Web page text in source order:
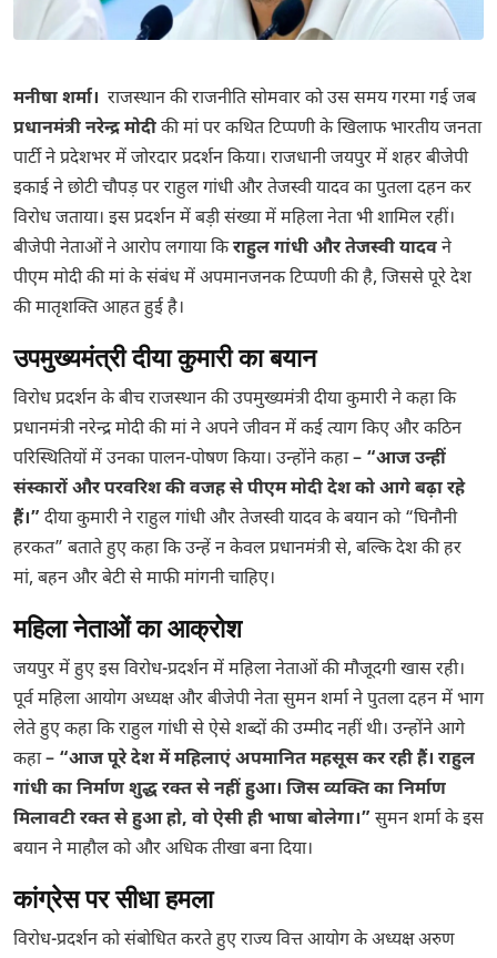
मनीषा शर्मा। राजस्थान की राजनीति सोमवार को उस समय गरमा गई जब
प्रधानमंत्री नरेन्द्र मोदीकी मां पर कथित टिप्पणी के खिलाफ भारतीय जनता
पार्टी ने प्रदेशभर में जोरदार प्रदर्शन किया। राजधानी जयपुर में शहर बीजेपी
इकाई ने छोटी चौपड़ पर राहुल गांधी और तेजस्वी यादव का पुतला दहन कर
विरोध जताया। इस प्रदर्शन में बड़ी संख्या में महिला नेता भी शामिल रहीं।
बीजेपी नेताओं ने आरोप लगाया किराहुल गांधी और तेजस्वी यादवने
पीएम मोदी की मां के संबंध में अपमानजनक टिप्पणी की है, जिससे पूरे देश
की मातृशक्ति आहत हुई है।
उपमुख्यमंत्री दीया कुमारी का बयान
विरोध प्रदर्शन के बीच राजस्थान की उपमुख्यमंत्री दीया कुमारी ने कहा कि
प्रधानमंत्री नरेन्द्र मोदी की मां ने अपने जीवन में कई त्याग किए और कठिन
परिस्थितियों में उनका पालन-पोषण किया। उन्होंने कहा – “आज उन्हीं
संस्कारों और परवरिश की वजह से पीएम मोदी देश को आगे बढ़ा रहे
हैं।” दीया कुमारी ने राहुल गांधी और तेजस्वी यादव के बयान को “घिनौनी
हरकत” बताते हुए कहा कि उन्हें न केवल प्रधानमंत्री से, बल्कि देश की हर
मां, बहन और बेटी से माफी मांगनी चाहिए।
महिला नेताओं का आक्रोश
जयपुर में हुए इस विरोध-प्रदर्शन में महिला नेताओं की मौजूदगी खास रही।
पूर्व महिला आयोग अध्यक्ष और बीजेपी नेता सुमन शर्मा ने पुतला दहन में भाग
लेते हुए कहा कि राहुल गांधी से ऐसे शब्दों की उम्मीद नहीं थी। उन्होंने आगे
कहा – “आज पूरे देश में महिलाएं अपमानित महसूस कर रही हैं। राहुल
गांधी का निर्माण शुद्ध रक्त से नहीं हुआ। जिस व्यक्ति का निर्माण
मिलावटी रक्त से हुआ हो, वो ऐसी ही भाषा बोलेगा।” सुमन शर्मा के इस
बयान ने माहौल को और अधिक तीखा बना दिया।
कांग्रेस पर सीधा हमला
विरोध-प्रदर्शन को संबोधित करते हुए राज्य वित्त आयोग के अध्यक्ष अरुण